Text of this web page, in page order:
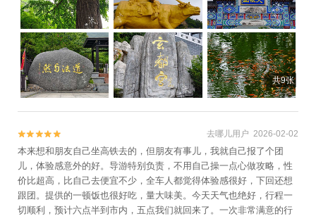
佛像面前都有3个拜垫， 【但是，道教、儒教相关的殿一个拜垫都没
有！】 如果想跪拜，只能跪拜在石板上，我的膝盖已经青了… 并且殿
里面墙面发霉很严重，佛教殿有功德箱和收款码，但是道、儒这边一
个都没有，是不是也可以设立一下呢？看到道、儒这边的各个殿这么
萧条，我们想出一份力，希望未来能改善的更好啊！ 蟒仙洞被盖住
了，如果不是事先拍了路线图，顺便问了一下工作人员完全就会被忽
略掉 上庙的三仙洞依旧没开，指示牌上的用胶布盖掉了，并且所有殿
也也都没有拜垫，三官殿和玉皇殿会有一个很窄的楼梯，估计因为怕
大家记得带个空瓶子接，因为我看到从上边接下来了一根铁管，工作
人员听到了以后解释了一下，其在上面有个蓄水池，引了一根管下
来，有人的时候把开关打开，开水就会流下来，没有人的话就关掉，
水续在上面，不会浪费，工作人员说直接尝一口的话，会水会有清甜
的味道…只尝一口没事儿，但是多喝的话，一定要烧开了哟 两棵银杏
树现在都可以绕圈，树上只有薄薄的一层黄布 不像之前跟之前风头正
共9张

 去哪儿用户 2026-02-02
本来想和朋友自己坐高铁去的，但朋友有事儿，我就自己报了个团
儿，体验感意外的好。导游特别负责，不用自己操一点心做攻略，性
价比超高，比自己去便宜不少，全车人都觉得体验感很好，下回还想
跟团。提供的一顿饭也很好吃，量大味美。今天天气也绝好，行程一
切顺利，预计六点半到市内，五点我们就回来了。一次非常满意的行